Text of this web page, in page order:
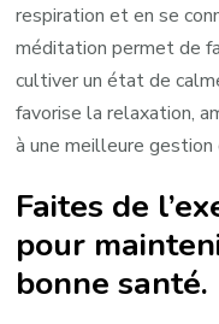
respiration et en se
méditation permet de
cultiver un état de
favorise la relaxation,
à une meilleure
Faites de
pour
bonne santé.